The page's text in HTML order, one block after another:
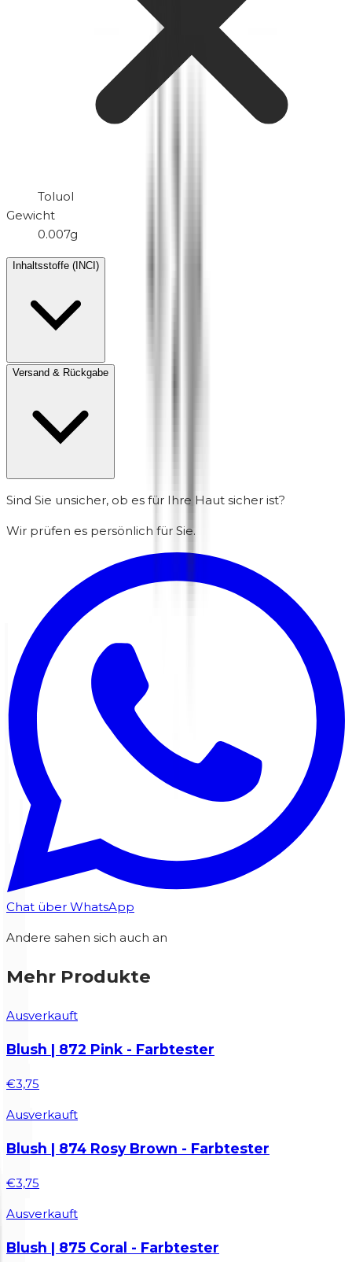
Toluol
Gewicht
0.007g
Inhaltsstoffe (INCI)
Versand & Rückgabe
Sind Sie unsicher, ob es für Ihre Haut sicher ist?
Wir prüfen es persönlich für Sie.
Chat über WhatsApp
Andere sahen sich auch an
Mehr Produkte
Ausverkauft
Blush | 872 Pink - Farbtester
€3,75
Ausverkauft
Blush | 874 Rosy Brown - Farbtester
€3,75
Ausverkauft
Blush | 875 Coral - Farbtester